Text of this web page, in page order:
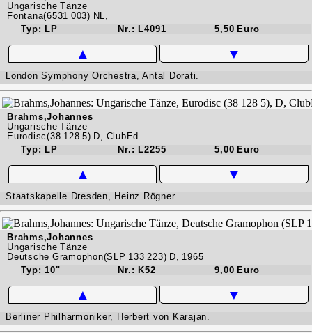
Ungarische Tänze
Fontana(6531 003) NL,
Typ: LP
Nr.: L4091 5,50 Euro
▲ ▼
London Symphony Orchestra, Antal Dorati.
Brahms,Johannes
Ungarische Tänze
Eurodisc(38 128 5) D, ClubEd.
Typ: LP
Nr.: L2255 5,00 Euro
▲ ▼
Staatskapelle Dresden, Heinz Rögner.
Brahms,Johannes
Ungarische Tänze
Deutsche Gramophon(SLP 133 223) D, 1965
Typ: 10"
Nr.: K52 9,00 Euro
▲ ▼
Berliner Philharmoniker, Herbert von Karajan.